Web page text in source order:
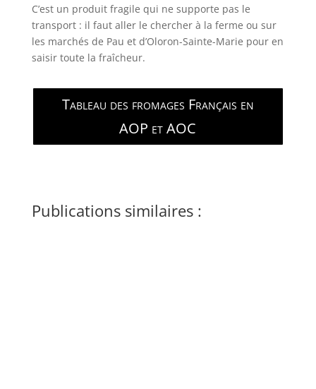
C’est un produit fragile qui ne supporte pas le
transport : il faut aller le chercher à la ferme ou sur
les marchés de Pau et d’Oloron-Sainte-Marie pour en
saisir toute la fraîcheur.
Tableau des fromages Français en
AOP et AOC
Publications similaires :